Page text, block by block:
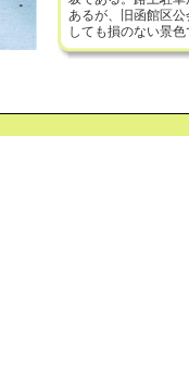
あるが、旧函館区
しても損のない景